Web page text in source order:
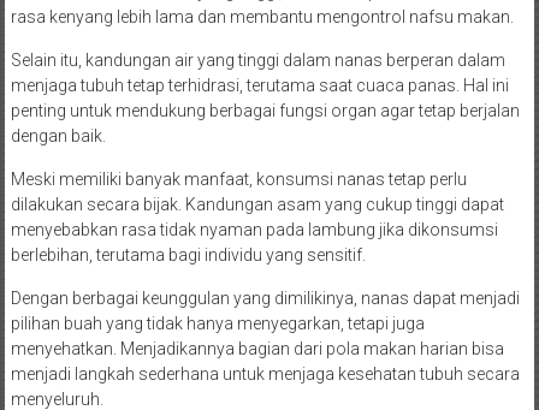
rasa kenyang lebih lama dan membantu mengontrol nafsu makan.
Selain itu, kandungan air yang tinggi dalam nanas berperan dalam
menjaga tubuh tetap terhidrasi, terutama saat cuaca panas. Hal ini
penting untuk mendukung berbagai fungsi organ agar tetap berjalan
dengan baik.
Meski memiliki banyak manfaat, konsumsi nanas tetap perlu
dilakukan secara bijak. Kandungan asam yang cukup tinggi dapat
menyebabkan rasa tidak nyaman pada lambung jika dikonsumsi
berlebihan, terutama bagi individu yang sensitif.
Dengan berbagai keunggulan yang dimilikinya, nanas dapat menjadi
pilihan buah yang tidak hanya menyegarkan, tetapi juga
menyehatkan. Menjadikannya bagian dari pola makan harian bisa
menjadi langkah sederhana untuk menjaga kesehatan tubuh secara
menyeluruh.